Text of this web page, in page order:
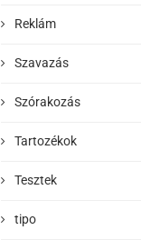
Reklám
Szavazás
Szórakozás
Tartozékok
Tesztek
tipo